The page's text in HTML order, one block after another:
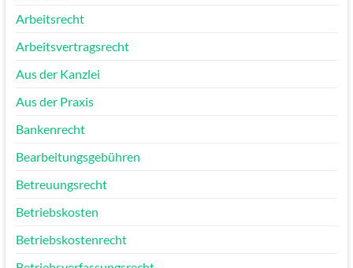
Arbeitsrecht
Arbeitsvertragsrecht
Aus der Kanzlei
Aus der Praxis
Bankenrecht
Bearbeitungsgebühren
Betreuungsrecht
Betriebskosten
Betriebskostenrecht